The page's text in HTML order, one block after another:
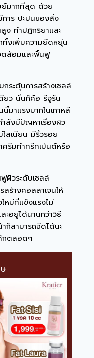
ย์มากที่สุด ด้วย
าร ปะปนของสิ่ง
ง ทำปฏิกริยาและ
ทั้งเพิ่มความยืดหยุ่น
ดล้อมและฟื้นฟู
ระตุ้นการสร้างเซลล์
ยว นั่นก็คือ รีจูรัน
มาแรงมากในเกาหลี
ำลังมีปัญหาเรื่องผิว
ใสเนียน มีริ้วรอย
รีมทำทรีทเม้นต์หรือ
ผิวระดับเซลล์
สร้างคอลลาเจนให้
หม่ที่แข็งแรงไม่
ะอยู่ได้นานกว่าวิธี
ก็สามารถฉีดได้นะ
กตลอดๆ